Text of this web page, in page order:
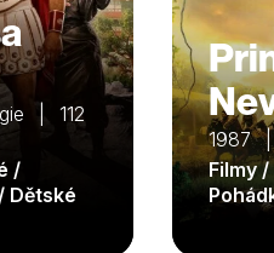
| 112
/
Dětské
1987
Filmy